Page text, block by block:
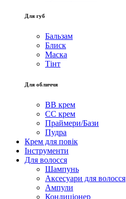
Для губ
Бальзам
Блиск
Маска
Тінт
Для обличчя
BB крем
CC крем
Праймери/Бази
Пудра
Крем для повік
Інструменти
Для волосся
Шампунь
Аксесуари для волосся
Ампули
Кондиціонер